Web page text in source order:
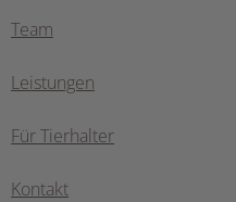
Team
Leistungen
Für Tierhalter
Kontakt